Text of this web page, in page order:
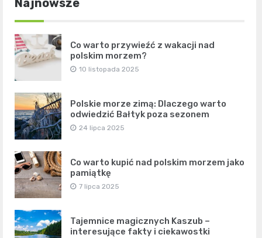
Najnowsze
Co warto przywieźć z wakacji nad
polskim morzem?
10 listopada 2025
Polskie morze zimą: Dlaczego warto
odwiedzić Bałtyk poza sezonem
24 lipca 2025
Co warto kupić nad polskim morzem jako
pamiątkę
7 lipca 2025
Tajemnice magicznych Kaszub –
interesujące fakty i ciekawostki